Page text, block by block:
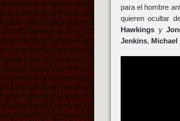
para el hombre
quieren ocultar
Hawkingsy
Jenkins, Michael